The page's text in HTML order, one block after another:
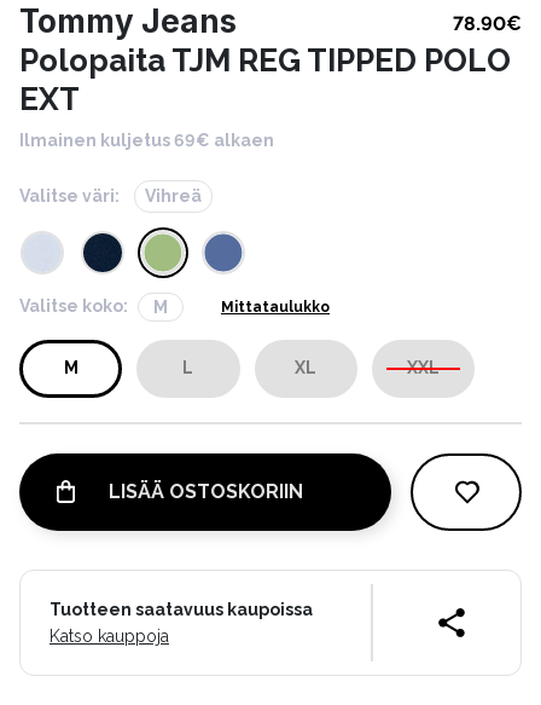
Tommy Jeans 78.90€
Polopaita TJM REG TIPPED POLO
EXT
Ilmainen kuljetus 69€ alkaen
Valitse väri: Vihreä
Valitse koko: M Mittataulukko
M L XL XXL
LISÄÄ OSTOSKORIIN
Tuotteen saatavuus kaupoissa
Katso kauppoja